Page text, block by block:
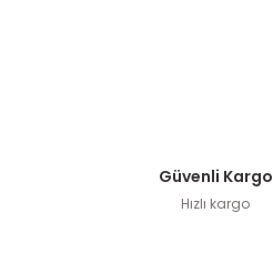
Güvenli Kargo
Hızlı kargo